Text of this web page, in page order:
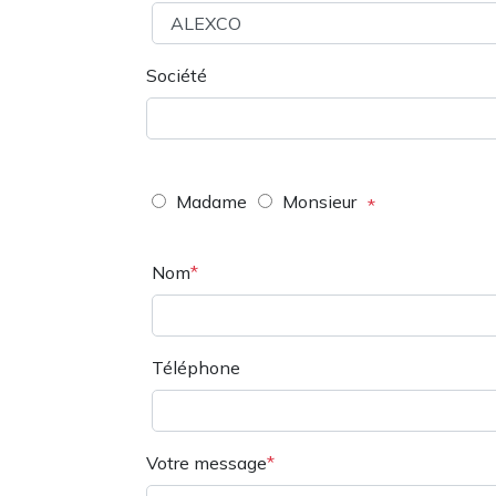
Société
Madame Monsieur
Nom
Téléphone
Votre message